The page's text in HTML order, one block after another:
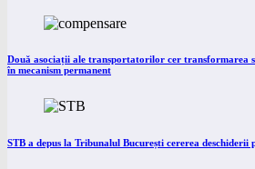
Două asociații ale transportatorilor cer transformarea
în mecanism permanent
STB a depus la Tribunalul București cererea deschiderii